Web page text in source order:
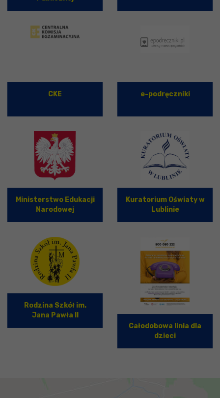
CKE e-podręczniki
Ministerstwo Edukacji
Narodowej
Kuratorium Oświaty w
Lublinie
Rodzina Szkół im.
Jana Pawła II
Całodobowa linia dla
dzieci